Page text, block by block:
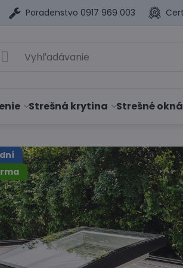
Poradenstvo 0917 969 003
Strešná krytina Strešné okná